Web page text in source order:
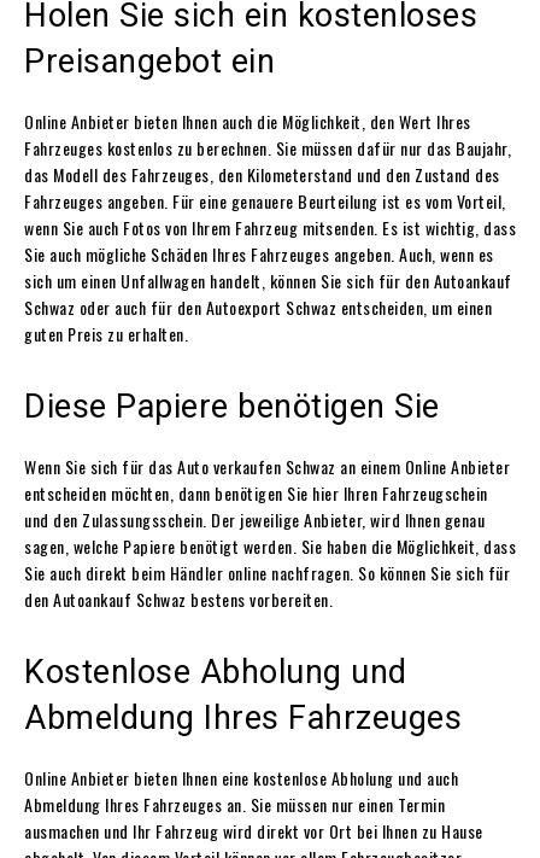
Holen Sie sich ein kostenloses
Preisangebot ein
Online Anbieter bieten Ihnen auch die Möglichkeit, den Wert Ihres
Fahrzeuges kostenlos zu berechnen. Sie müssen dafür nur das Baujahr,
das Modell des Fahrzeuges, den Kilometerstand und den Zustand des
Fahrzeuges angeben. Für eine genauere Beurteilung ist es vom Vorteil,
wenn Sie auch Fotos von Ihrem Fahrzeug mitsenden. Es ist wichtig, dass
Sie auch mögliche Schäden Ihres Fahrzeuges angeben. Auch, wenn es
sich um einen Unfallwagen handelt, können Sie sich für den Autoankauf
Schwaz oder auch für den Autoexport Schwaz entscheiden, um einen
guten Preis zu erhalten.
Diese Papiere benötigen Sie
Wenn Sie sich für das Auto verkaufen Schwaz an einem Online Anbieter
entscheiden möchten, dann benötigen Sie hier Ihren Fahrzeugschein
und den Zulassungsschein. Der jeweilige Anbieter, wird Ihnen genau
sagen, welche Papiere benötigt werden. Sie haben die Möglichkeit, dass
Sie auch direkt beim Händler online nachfragen. So können Sie sich für
den Autoankauf Schwaz bestens vorbereiten.
Kostenlose Abholung und
Abmeldung Ihres Fahrzeuges
Online Anbieter bieten Ihnen eine kostenlose Abholung und auch
Abmeldung Ihres Fahrzeuges an. Sie müssen nur einen Termin
ausmachen und Ihr Fahrzeug wird direkt vor Ort bei Ihnen zu Hause